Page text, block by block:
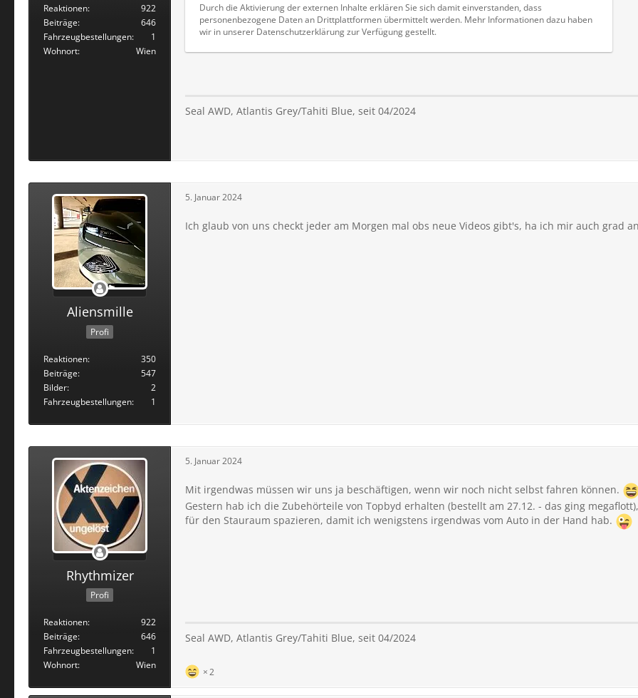
Reaktionen
922
Beiträge
646
Fahrzeugbestellungen
1
Wohnort
Wien
Durch die Aktivierung der externen Inhalte erklären Sie sich damit einverstanden, dass
personenbezogene Daten an Drittplattformen übermittelt werden. Mehr Informationen dazu haben
wir in unserer Datenschutzerklärung zur Verfügung gestellt.
Seal AWD, Atlantis Grey/Tahiti Blue, seit 04/2024
Aliensmille
Profi
Reaktionen
350
Beiträge
547
Bilder
2
Fahrzeugbestellungen
1
5. Januar 2024
Ich glaub von uns checkt jeder am Morgen mal obs neue Videos gibt's, ha ich mir auch grad
Rhythmizer
Profi
Reaktionen
922
Beiträge
646
Fahrzeugbestellungen
1
Wohnort
Wien
5. Januar 2024
Mit irgendwas müssen wir uns ja beschäftigen, wenn wir noch nicht selbst fahren können.
Gestern hab ich die Zubehörteile von Topbyd erhalten (bestellt am 27.12. - das ging
für den Stauraum spazieren, damit ich wenigstens irgendwas vom Auto in der Hand hab.
Seal AWD, Atlantis Grey/Tahiti Blue, seit 04/2024
2